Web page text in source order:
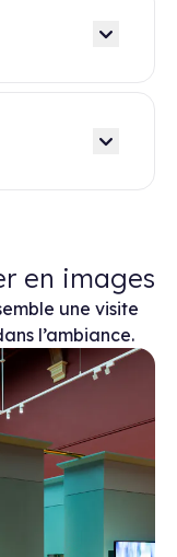
en images
une visite
l’ambiance.